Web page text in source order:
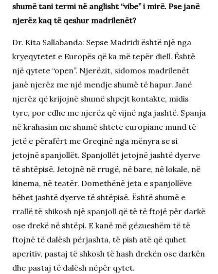
shumë tani termi në anglisht “vibe” i mirë. Pse janë
njerëz kaq të qeshur madrilenët?
Dr. Kita Sallabanda: Sepse Madridi është një nga
kryeqytetet e Europës që ka më tepër diell. Është
një qytete “open”. Njerëzit, sidomos madrilenët
janë njerëz me një mendje shumë të hapur. Janë
njerëz që krijojnë shumë shpejt kontakte, midis
tyre, por edhe me njerëz që vijnë nga jashtë. Spanja
në krahasim me shumë shtete europiane mund të
jetë e përafërt me Greqinë nga mënyra se si
jetojnë spanjollët. Spanjollët jetojnë jashtë dyerve
të shtëpisë. Jetojnë në rrugë, në bare, në lokale, në
kinema, në teatër. Domethënë jeta e spanjollëve
bëhet jashtë dyerve të shtëpisë. Është shumë e
rrallë të shikosh një spanjoll që të të ftojë për darkë
ose drekë në shtëpi. E kanë më gëzueshëm të të
ftojnë të dalësh përjashta, të pish atë që quhet
aperitiv, pastaj të shkosh të hash drekën ose darkën
dhe pastaj të dalësh nëpër qytet.